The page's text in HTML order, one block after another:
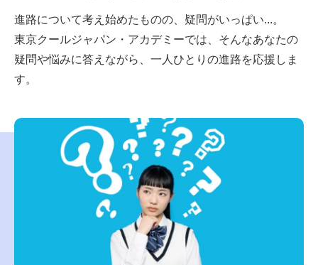
進路について考え始めたものの、疑問がいっぱい...。
東京クールジャパン・アカデミーでは、そんなあなたの
疑問や悩みに答えながら、一人ひとりの進路を応援しま
す。